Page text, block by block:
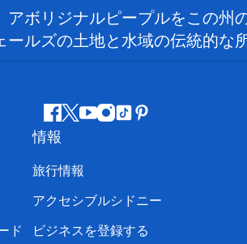
ボリジナルピープルをこの州
ルズの土地と水域の伝統的な
フ
ェ
イ
ブ
ッ
ツ
ッ
ー
ユ
ー
ブ
イ
グ
ラ
テ
ト
ッ
ピ
ス
ト
ド
情報
旅行情報
アクセシブルシドニー
ビジネスを登録する